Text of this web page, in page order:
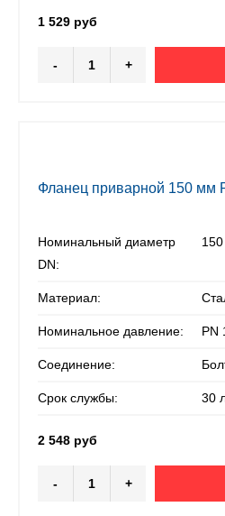
1 529 руб
- +
Фланец приварной 150 мм
Номинальный диаметр
DN:
Материал:
Номинальное давление: PN
Соединение:
Срок службы: 30
2 548 руб
- +